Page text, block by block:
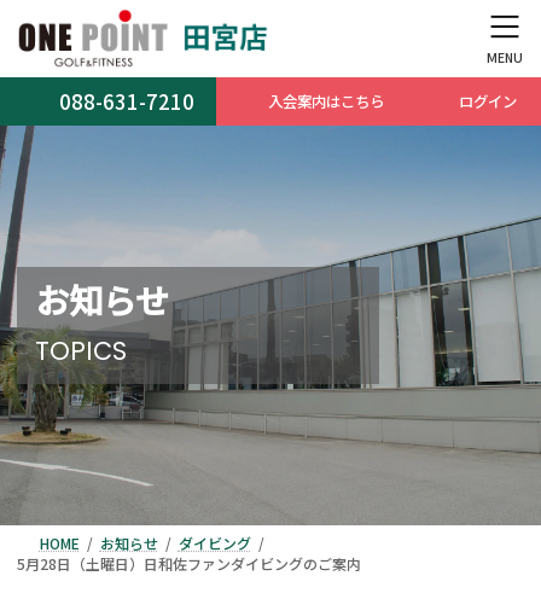
ン
へ
ス
キ
ッ
プ
ー
ョ
ン
に
移
動
088-631-7210 入会案内はこちら ログイン
お知らせ
TOPICS
HOME お知らせ
ダイビング
5月28日（土曜日）日和佐ファンダイビングのご案内